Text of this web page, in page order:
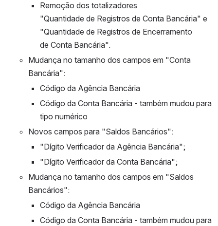
Remoção dos totalizadores
"Quantidade de Registros de Conta Bancária" e
"Quantidade de Registros de Encerramento
de Conta Bancária".
Mudança no tamanho dos campos em "Conta
Bancária":
Código da Agência Bancária
Código da Conta Bancária - também mudou para
tipo numérico
Novos campos para "Saldos Bancários":
"Dígito Verificador da Agência Bancária";
"Dígito Verificador da Conta Bancária";
Mudança no tamanho dos campos em "Saldos
Bancários":
Código da Agência Bancária
Código da Conta Bancária - também mudou para